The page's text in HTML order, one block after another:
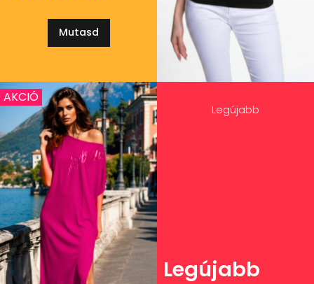
Mutasd
Legújabb
Legújabb
AKCIÓ